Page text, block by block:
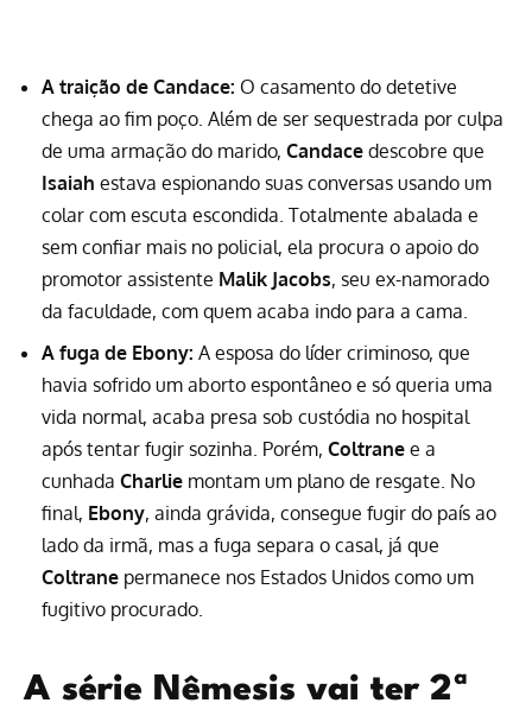
A traição de Candace: O casamento do detetive
chega ao fim poço. Além de ser sequestrada por culpa
de uma armação do marido, Candace descobre que
Isaiah estava espionando suas conversas usando um
colar com escuta escondida. Totalmente abalada e
sem confiar mais no policial, ela procura o apoio do
promotor assistente Malik Jacobs, seu ex-namorado
da faculdade, com quem acaba indo para a cama.
A fuga de Ebony: A esposa do líder criminoso, que
havia sofrido um aborto espontâneo e só queria uma
vida normal, acaba presa sob custódia no hospital
após tentar fugir sozinha. Porém, Coltrane e a
cunhada Charlie montam um plano de resgate. No
final, Ebony, ainda grávida, consegue fugir do país ao
lado da irmã, mas a fuga separa o casal, já que
Coltrane permanece nos Estados Unidos como um
fugitivo procurado.
A série Nêmesis vai ter 2ª